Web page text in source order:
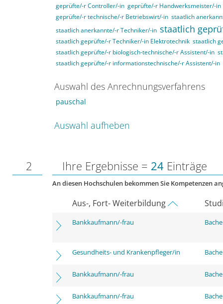
geprüfte/-r Controller/-in geprüfte/-r Handwerksmeister/-in
geprüfte/-r technische/-r Betriebswirt/-in staatlich
staatlich anerkannte/-r Techniker/-in staatlich
staatlich geprüfte/-r Techniker/-in Elektrotechnik staatlich
staatlich geprüfte/-r biologisch-technische/-r Assistent/-in
staatlich geprüfte/-r informationstechnische/-r Assistent/-in
Auswahl des Anrechnungsverfahrens
pauschal
Auswahl aufheben
2 Ihre Ergebnisse = 24 Einträge
An diesen Hochschulen bekommen Sie Kompetenzen
Aus-, Fort- Weiterbildung
Bankkaufmann/-frau
Gesundheits- und Krankenpfleger/in
Bankkaufmann/-frau
Bankkaufmann/-frau